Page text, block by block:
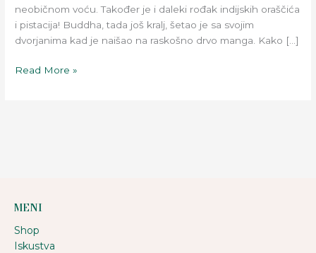
neobičnom voću. Također je i daleki rođak indijskih oraščića
i pistacija! Buddha, tada još kralj, šetao je sa svojim
dvorjanima kad je naišao na raskošno drvo manga. Kako […]
Read More »
MENI
Shop
Iskustva